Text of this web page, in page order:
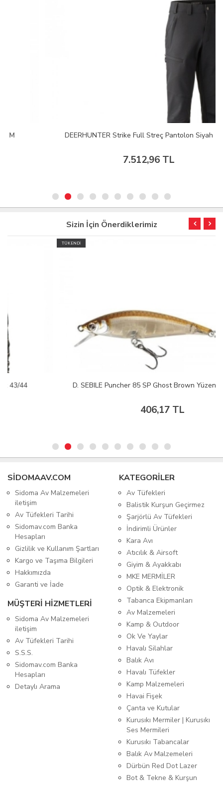
DEERHUNTER Strike Full Streç Pantolon Siyah - 54
7.512,96 TL
Sizin İçin Önerdiklerimiz
D. SEBILE Puncher 85 SP Ghost Brown Yüzen Maket Ye
SIDOMAAV.COM
Sidoma Av Malzemeleri
iletişim
Av Tüfekleri Tarihi
Sidomav.com Banka
Hesapları
Gizlilik ve Kullanım Şartları
Kargo ve Taşıma Bilgileri
Hakkımızda
Garanti ve İade
MÜŞTERİ HİZMETLERİ
Sidoma Av Malzemeleri
iletişim
Av Tüfekleri Tarihi
S.S.S.
Sidomav.com Banka
Hesapları
Detaylı Arama
KATEGORİLER
Av Tüfekleri
Balistik Kurşun Geçirmez
Şarjörlü Av Tüfekleri
İndirimli Ürünler
Kara Avı
Atıcılık & Airsoft
Giyim & Ayakkabı
MKE MERMİLER
Optik & Elektronik
Tabanca Ekipmanları
Av Malzemeleri
Kamp & Outdoor
Ok Ve Yaylar
Havalı Silahlar
Balık Avı
Havalı Tüfekler
Kamp Malzemeleri
Havai Fişek
Çanta ve Kutular
Kurusıkı Mermiler | Kurusıkı
Ses Mermileri
Kurusıkı Tabancalar
Balık Av Malzemeleri
Dürbün Red Dot Lazer
Bot & Tekne & Kurşun